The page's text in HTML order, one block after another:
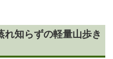
知らずの軽量山歩き